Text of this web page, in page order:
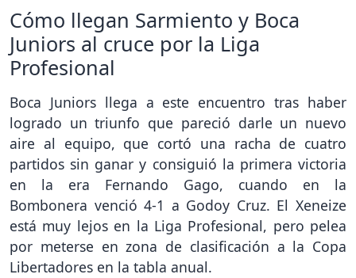
Cómo llegan Sarmiento y Boca
Juniors al cruce por la Liga
Profesional
Boca Juniors llega a este encuentro tras haber
logrado un triunfo que pareció darle un nuevo
aire al equipo, que cortó una racha de cuatro
partidos sin ganar y consiguió la primera victoria
en la era Fernando Gago, cuando en la
Bombonera venció 4-1 a Godoy Cruz. El Xeneize
está muy lejos en la Liga Profesional, pero pelea
por meterse en zona de clasificación a la Copa
Libertadores en la tabla anual.